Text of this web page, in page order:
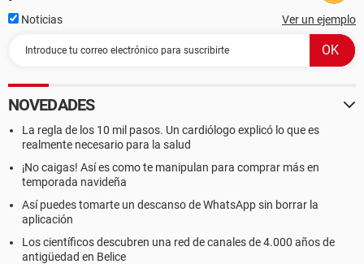
Noticias Ver un ejemplo
NOVEDADES
La regla de los 10 mil pasos. Un cardiólogo explicó lo que es
realmente necesario para la salud
¡No caigas! Así es como te manipulan para comprar más en
temporada navideña
Así puedes tomarte un descanso de WhatsApp sin borrar la
aplicación
Los científicos descubren una red de canales de 4.000 años de
antigüedad en Belice